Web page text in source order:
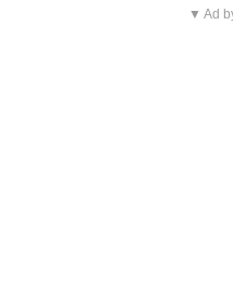
▼ Ad